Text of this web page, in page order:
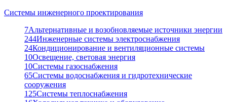
Системы инженерного проектирования
7Альтернативные и возобновляемые источники энергии
244Инженерные системы электроснабжения
24Кондиционирование и вентиляционные системы
10Освещение, световая энергия
10Системы газоснабжения
65Системы водоснабжения и гидротехнические
сооружения
125Системы теплоснабжения